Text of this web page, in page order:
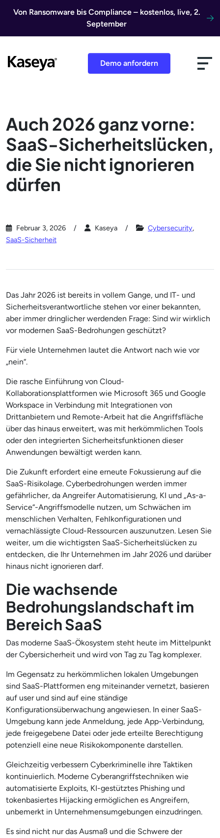
Von Ransomware bis Compliance – kostenlos, live, 2.
September
Demo anfordern
Auch 2026 ganz vorne:
SaaS-Sicherheitslücken,
die Sie nicht ignorieren
dürfen
Februar 3, 2026 Kaseya Cybersecurity,
SaaS-Sicherheit
Das Jahr 2026 ist bereits in vollem Gange, und IT- und
Sicherheitsverantwortliche stehen vor einer bekannten,
aber immer dringlicher werdenden Frage: Sind wir wirklich
vor modernen SaaS-Bedrohungen geschützt?
Für viele Unternehmen lautet die Antwort nach wie vor
„nein“.
Die rasche Einführung von Cloud-
Kollaborationsplattformen wie Microsoft 365 und Google
Workspace in Verbindung mit Integrationen von
Drittanbietern und Remote-Arbeit hat die Angriffsfläche
über das hinaus erweitert, was mit herkömmlichen Tools
oder den integrierten Sicherheitsfunktionen dieser
Anwendungen bewältigt werden kann.
Die Zukunft erfordert eine erneute Fokussierung auf die
SaaS-Risikolage. Cyberbedrohungen werden immer
gefährlicher, da Angreifer Automatisierung, KI und „As-a-
Service“-Angriffsmodelle nutzen, um Schwächen im
menschlichen Verhalten, Fehlkonfigurationen und
vernachlässigte Cloud-Ressourcen auszunutzen. Lesen Sie
weiter, um die wichtigsten SaaS-Sicherheitslücken zu
entdecken, die Ihr Unternehmen im Jahr 2026 und darüber
hinaus nicht ignorieren darf.
Die wachsende
Bedrohungslandschaft im
Bereich SaaS
Das moderne SaaS-Ökosystem steht heute im Mittelpunkt
der Cybersicherheit und wird von Tag zu Tag komplexer.
Im Gegensatz zu herkömmlichen lokalen Umgebungen
sind SaaS-Plattformen eng miteinander vernetzt, basieren
auf user und sind auf eine ständige
Konfigurationsüberwachung angewiesen. In einer SaaS-
Umgebung kann jede Anmeldung, jede App-Verbindung,
jede freigegebene Datei oder jede erteilte Berechtigung
potenziell eine neue Risikokomponente darstellen.
Gleichzeitig verbessern Cyberkriminelle ihre Taktiken
kontinuierlich. Moderne Cyberangriffstechniken wie
automatisierte Exploits, KI-gestütztes Phishing und
tokenbasiertes Hijacking ermöglichen es Angreifern,
unbemerkt in Unternehmensumgebungen einzudringen.
Es sind nicht nur das Ausmaß und die Schwere der